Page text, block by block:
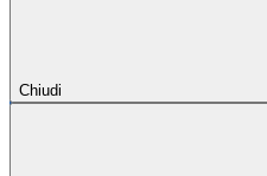
Chiudi